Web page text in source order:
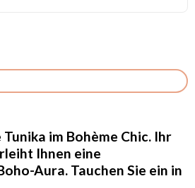
im Bohème Chic. Ihr
Ihnen eine
Aura. Tauchen Sie ein in